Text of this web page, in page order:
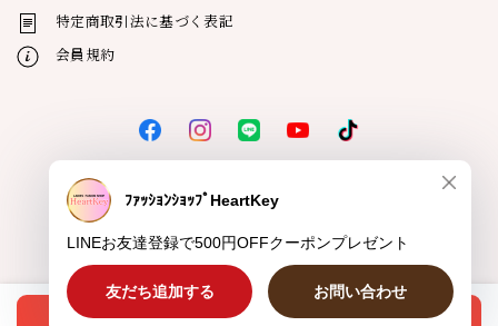
特定商取引法に基づく表記
会員規約
© HeartKey